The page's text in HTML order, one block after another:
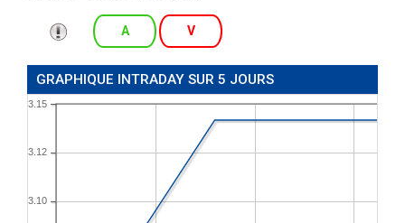
A V
GRAPHIQUE INTRADAY SUR 5 JOURS
3.10
3.12
3.15